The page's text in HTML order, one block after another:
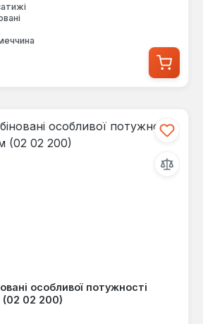
особливої потужності
02 200)